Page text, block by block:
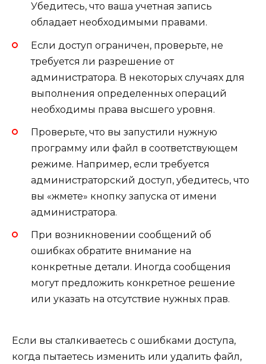
Убедитесь, что ваша учетная запись
обладает необходимыми правами.
Если доступ ограничен, проверьте, не
требуется ли разрешение от
администратора. В некоторых случаях для
выполнения определенных операций
необходимы права высшего уровня.
Проверьте, что вы запустили нужную
программу или файл в соответствующем
режиме. Например, если требуется
администраторский доступ, убедитесь, что
вы «жмете» кнопку запуска от имени
администратора.
При возникновении сообщений об
ошибках обратите внимание на
конкретные детали. Иногда сообщения
могут предложить конкретное решение
или указать на отсутствие нужных прав.
Если вы сталкиваетесь с ошибками доступа,
когда пытаетесь изменить или удалить файл,